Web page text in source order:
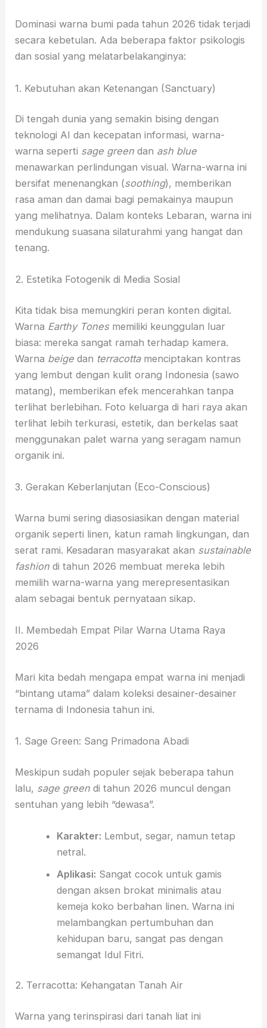
Dominasi warna bumi pada tahun 2026 tidak terjadi
secara kebetulan. Ada beberapa faktor psikologis
dan sosial yang melatarbelakanginya:
1. Kebutuhan akan Ketenangan (Sanctuary)
Di tengah dunia yang semakin bising dengan
teknologi AI dan kecepatan informasi, warna-
warna seperti sage green dan ash blue
menawarkan perlindungan visual. Warna-warna ini
bersifat menenangkan (soothing), memberikan
rasa aman dan damai bagi pemakainya maupun
yang melihatnya. Dalam konteks Lebaran, warna ini
mendukung suasana silaturahmi yang hangat dan
tenang.
2. Estetika Fotogenik di Media Sosial
Kita tidak bisa memungkiri peran konten digital.
Warna Earthy Tonesmemiliki keunggulan luar
biasa: mereka sangat ramah terhadap kamera.
Warna beige dan terracottamenciptakan kontras
yang lembut dengan kulit orang Indonesia (sawo
matang), memberikan efek mencerahkan tanpa
terlihat berlebihan. Foto keluarga di hari raya akan
terlihat lebih terkurasi, estetik, dan berkelas saat
menggunakan palet warna yang seragam namun
organik ini.
3. Gerakan Keberlanjutan (Eco-Conscious)
Warna bumi sering diasosiasikan dengan material
organik seperti linen, katun ramah lingkungan, dan
serat rami. Kesadaran masyarakat akan sustainable
fashion di tahun 2026 membuat mereka lebih
memilih warna-warna yang merepresentasikan
alam sebagai bentuk pernyataan sikap.
II. Membedah Empat Pilar Warna Utama Raya
2026
Mari kita bedah mengapa empat warna ini menjadi
“bintang utama” dalam koleksi desainer-desainer
ternama di Indonesia tahun ini.
1. Sage Green: Sang Primadona Abadi
Meskipun sudah populer sejak beberapa tahun
lalu, sage green di tahun 2026 muncul dengan
sentuhan yang lebih “dewasa”.
Karakter: Lembut, segar, namun tetap
netral.
Aplikasi: Sangat cocok untuk gamis
dengan aksen brokat minimalis atau
kemeja koko berbahan linen. Warna ini
melambangkan pertumbuhan dan
kehidupan baru, sangat pas dengan
semangat Idul Fitri.
2. Terracotta: Kehangatan Tanah Air
Warna yang terinspirasi dari tanah liat ini